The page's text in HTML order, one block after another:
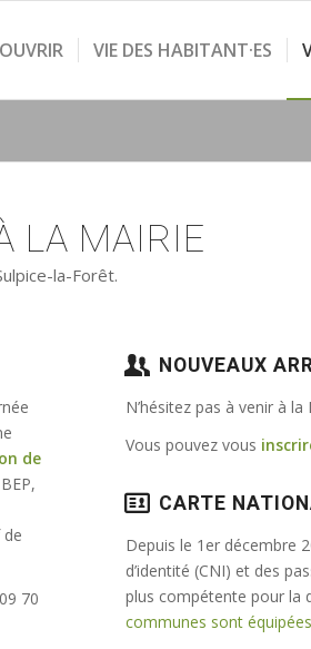
VIE DES HABITANT·ES
LA MAIRIE
la-Forêt.
de
de
70
NOUVEAUX
N’hésitez pas à venir à
Vous pouvez vous
CARTE
Depuis le 1er décembre
d’identité (CNI) et des
plus compétente pour la
communes sont